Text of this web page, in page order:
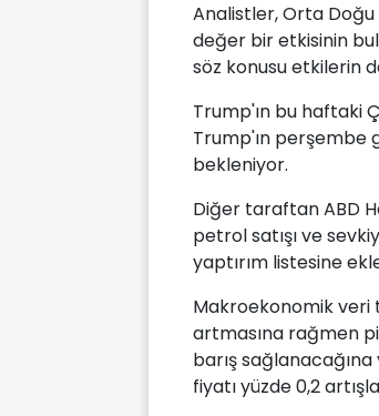
Analistler, Orta Doğu
değer bir etkisinin
söz konusu etkilerin
Trump'ın bu haftaki
Trump'ın perşembe
bekleniyor.
Diğer taraftan ABD
petrol satışı ve
yaptırım listesine
Makroekonomik veri
artmasına rağmen
barış
fiyatı yüzde 0,2